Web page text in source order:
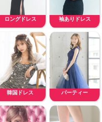
ロングドレス 袖ありドレス
韓国ドレス パーティー